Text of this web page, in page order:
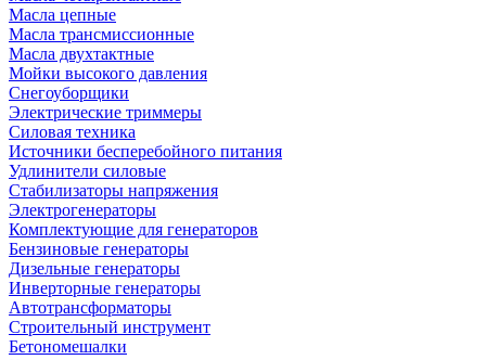
Масла цепные
Масла трансмиссионные
Масла двухтактные
Мойки высокого давления
Снегоуборщики
Электрические триммеры
Силовая техника
Источники бесперебойного питания
Удлинители силовые
Стабилизаторы напряжения
Электрогенераторы
Комплектующие для генераторов
Бензиновые генераторы
Дизельные генераторы
Инверторные генераторы
Автотрансформаторы
Строительный инструмент
Бетономешалки